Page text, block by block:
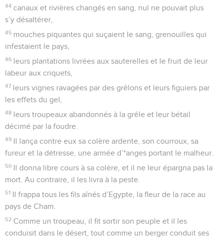
44 canaux et rivières changés en sang, nul ne pouvait plus
s’y désaltérer,
45 mouches piquantes qui suçaient le sang, grenouilles qui
infestaient le pays,
46 leurs plantations livrées aux sauterelles et le fruit de leur
labeur aux criquets,
47 leurs vignes ravagées par des grêlons et leurs figuiers par
les effets du gel,
48 leurs troupeaux abandonnés à la grêle et leur bétail
décimé par la foudre.
49 Il lança contre eux sa colère ardente, son courroux, sa
fureur et la détresse, une armée d’*anges portant le malheur.
50 Il donna libre cours à sa colère, et il ne leur épargna pas la
mort. Au contraire, il les livra à la peste.
51 Il frappa tous les fils aînés d’Egypte, la fleur de la race au
pays de Cham.
52 Comme un troupeau, il fit sortir son peuple et il les
conduisit dans le désert, tout comme un berger conduit ses